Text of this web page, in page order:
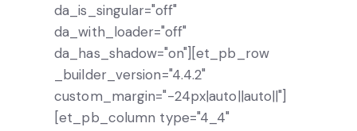
da_is_singular="off"
da_with_loader="off"
da_has_shadow="on"][et_pb_row
_builder_version="4.4.2"
custom_margin="-24px|auto||auto||"]
[et_pb_column type="4_4"